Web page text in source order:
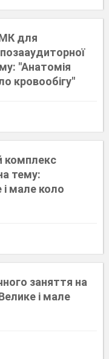
для
позааудиторної
"Анатомія
кровообігу"
комплекс
тему:
мале коло
заняття на
і мале